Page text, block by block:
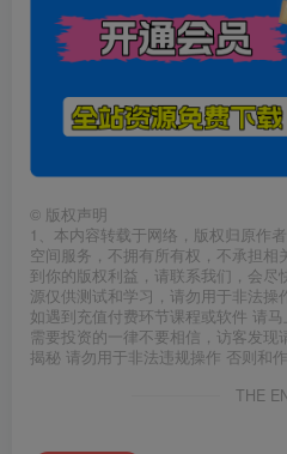
© 版权声明
1、本内容转载于网络，版权归原作
空间服务，不拥有所有权，不承担
到你的版权利益，请联系我们，会
源仅供测试和学习，请勿用于非法操
如遇到充值付费环节课程或软件 请
需要投资的一律不要相信，访客发现
揭秘 请勿用于非法违规操作 否则和
THE